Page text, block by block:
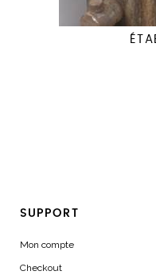
SUPPORT
Mon compte
Checkout